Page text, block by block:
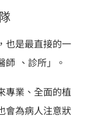
也是最直接的一
師 、診所」。
專業、全面的植
會為病人注意狀